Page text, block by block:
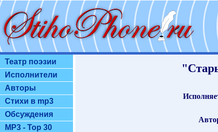
Театр поэзии
Исполнители
Авторы
Стихи в mp3
Обсуждения
MP3 - Top 30